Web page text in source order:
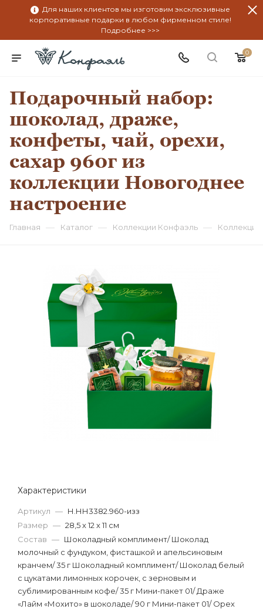
Для наших клиентов мы изготовим эксклюзивные
корпоративные подарки в любом фирменном стиле!
Подробнее >>>
0
Подарочный набор:
шоколад, драже,
конфеты, чай, орехи,
сахар 960г из
коллекции Новогоднее
настроение
Главная — Каталог — Коллекции Конфаэль —
Характеристики
Артикул — Н.НН3382.960-изз
Размер — 28,5 х 12 х 11 см
Состав — Шоколадный комплимент/ Шоколад
молочный с фундуком, фисташкой и апельсиновым
кранчем/ 35 г Шоколадный комплимент/ Шоколад белый
с цукатами лимонных корочек, с зерновым и
сублимированным кофе/ 35 г Мини-пакет 01/ Драже
«Лайм «Мохито» в шоколаде/ 90 г Мини-пакет 01/ Орех